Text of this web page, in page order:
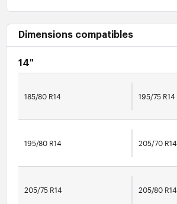
Dimensions compatibles
14"
185/80 R14 195/75 R14
195/80 R14 205/70 R14
205/75 R14 205/80 R14